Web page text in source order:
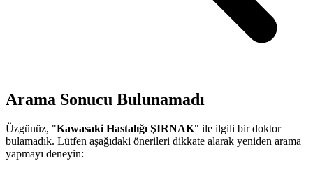
Arama Sonucu Bulunamadı
Üzgünüz, "Kawasaki Hastalığı ŞIRNAK" ile ilgili bir doktor
bulamadık. Lütfen aşağıdaki önerileri dikkate alarak yeniden arama
yapmayı deneyin: